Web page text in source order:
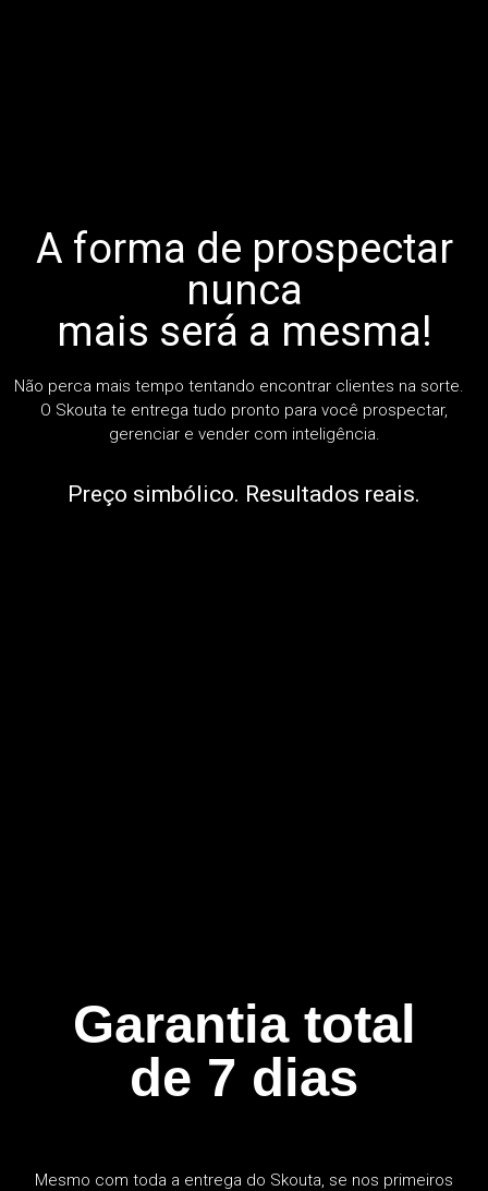
A forma de prospectar
nunca
mais será a mesma!
Não perca mais tempo tentando encontrar clientes na sorte.
O Skouta te entrega tudo pronto para você prospectar,
gerenciar e vender com inteligência.
Preço simbólico. Resultados reais.
Garantia total
de 7 dias
Mesmo com toda a entrega do Skouta, se nos primeiros